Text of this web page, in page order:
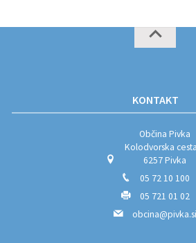
KONTAKT
Občina Pivka
Kolodvorska
6257 Pivka
05 72 10 100
05 721 01 02
obcina@pivka.si